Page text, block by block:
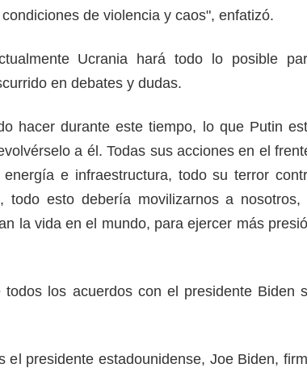
de violencia y caos", enfatizó.
Ucrania hará todo lo posible
en debates y dudas.
hacer durante este tiempo, lo que Putin
a él. Todas sus acciones en el
e infraestructura, todo su terror
todo esto debería movilizarnos a nosotros,
la vida en el mundo, para ejercer más
los acuerdos con el presidente Biden
el presidente estadounidense, Joe Biden,